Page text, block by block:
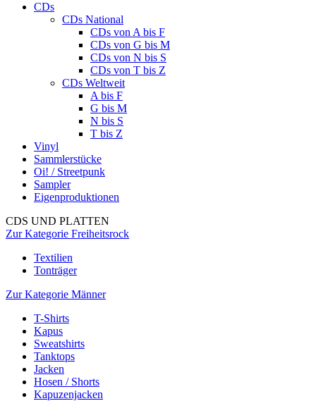
CDs
CDs National
CDs von A bis F
CDs von G bis M
CDs von N bis S
CDs von T bis Z
CDs Weltweit
A bis F
G bis M
N bis S
T bis Z
Vinyl
Sammlerstücke
Oi! / Streetpunk
Sampler
Eigenproduktionen
CDS UND PLATTEN
Zur Kategorie Freiheitsrock
Textilien
Tonträger
Zur Kategorie Männer
T-Shirts
Kapus
Sweatshirts
Tanktops
Jacken
Hosen / Shorts
Kapuzenjacken